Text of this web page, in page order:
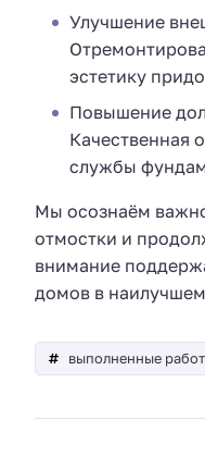
Улучшение
эстетику
Повышение
Качественная
службы
Мы осознаём
отмостки и
внимание
домов в
выполненные